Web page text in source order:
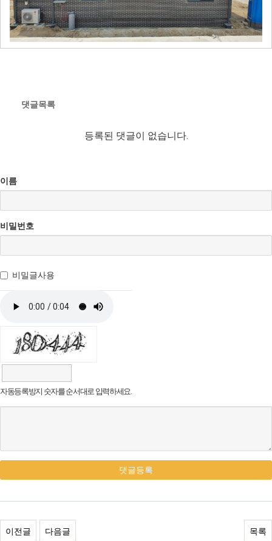
댓글목록
등록된 댓글이 없습니다.
이름
비밀번호
비밀글사용
자동등록방지 숫자를 순서대로 입력하세요.
댓글등록
이전글 다음글 목록